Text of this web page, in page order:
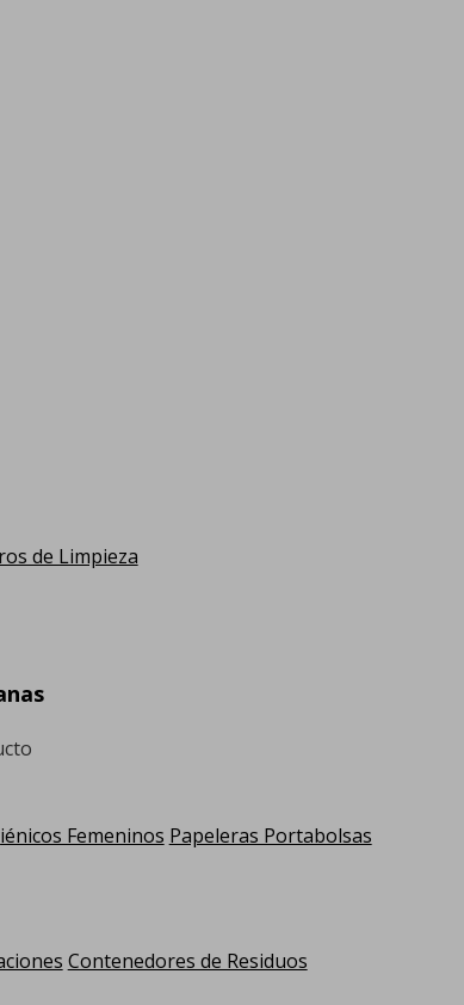
de Limpieza
Femeninos Papeleras Portabolsas
Contenedores de Residuos